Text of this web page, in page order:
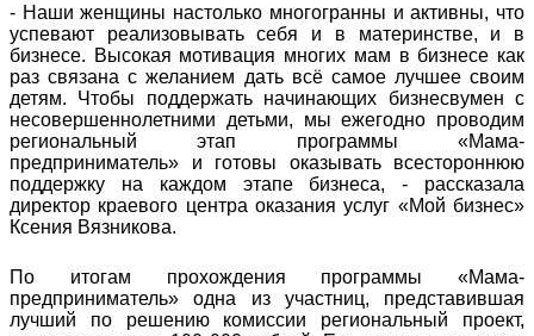
- Наши женщины настолько многогранны и активны, что
успевают реализовывать себя и в материнстве, и в
бизнесе. Высокая мотивация многих мам в бизнесе как
раз связана с желанием дать всё самое лучшее своим
детям. Чтобы поддержать начинающих бизнесвумен с
несовершеннолетними детьми, мы ежегодно проводим
региональный этап программы «Мама-
предприниматель» и готовы оказывать всестороннюю
поддержку на каждом этапе бизнеса, - рассказала
директор краевого центра оказания услуг «Мой бизнес»
Ксения Вязникова.
По итогам прохождения программы «Мама-
предприниматель» одна из участниц, представившая
лучший по решению комиссии региональный проект,